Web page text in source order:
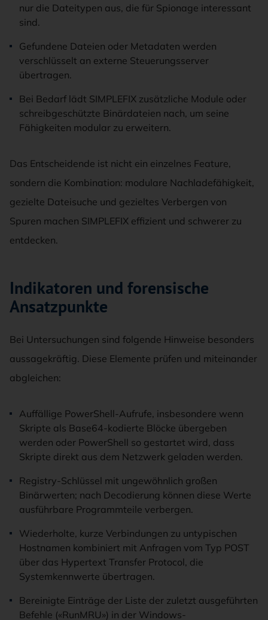
nur die Dateitypen aus, die für Spionage interessant
sind.
Gefundene Dateien oder Metadaten werden
verschlüsselt an externe Steuerungsserver
übertragen.
Bei Bedarf lädt SIMPLEFIX zusätzliche Module oder
schreibgeschützte Binärdateien nach, um seine
Fähigkeiten modular zu erweitern.
Das Entscheidende ist nicht ein einzelnes Feature,
sondern die Kombination: modulare Nachladefähigkeit,
gezielte Dateisuche und gezieltes Verbergen von
Spuren machen SIMPLEFIX effizient und schwerer zu
entdecken.
Indikatoren und forensische
Ansatzpunkte
Bei Untersuchungen sind folgende Hinweise besonders
aussagekräftig. Diese Elemente prüfen und miteinander
abgleichen:
Auffällige PowerShell-Aufrufe, insbesondere wenn
Skripte als Base64-kodierte Blöcke übergeben
werden oder PowerShell so gestartet wird, dass
Skripte direkt aus dem Netzwerk geladen werden.
Registry-Schlüssel mit ungewöhnlich großen
Binärwerten; nach Decodierung können diese Werte
ausführbare Programmteile verbergen.
Wiederholte, kurze Verbindungen zu untypischen
Hostnamen kombiniert mit Anfragen vom Typ POST
über das Hypertext Transfer Protocol, die
Systemkennwerte übertragen.
Bereinigte Einträge der Liste der zuletzt ausgeführten
Befehle («RunMRU») in der Windows-